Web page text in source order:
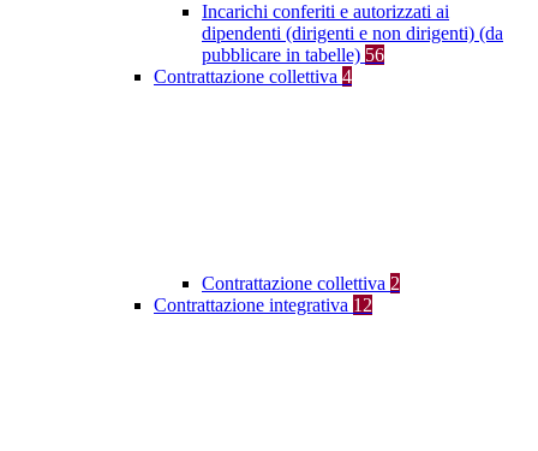
Incarichi conferiti e autorizzati ai
dipendenti (dirigenti e non dirigenti) (da
pubblicare in tabelle) 56
Contrattazione collettiva 4
Contrattazione collettiva 2
Contrattazione integrativa 12